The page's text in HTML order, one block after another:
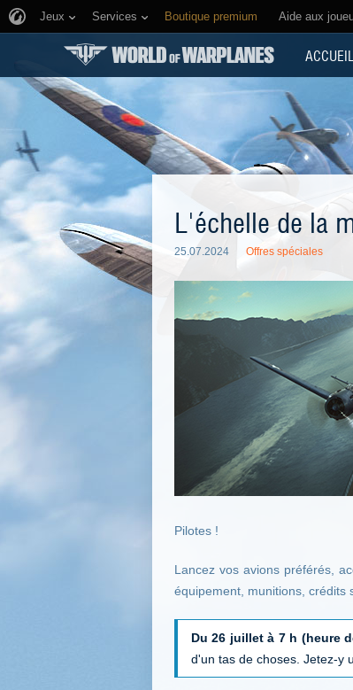
Jeux Services Boutique premium Aide aux
ACCUEIL
L'échelle de la
25.07.2024 Offres spéciales
Pilotes !
Lancez vos avions préférés,
équipement, munitions, crédits
Du 26 juillet à 7 h (heure
d'un tas de choses. Jetez-y